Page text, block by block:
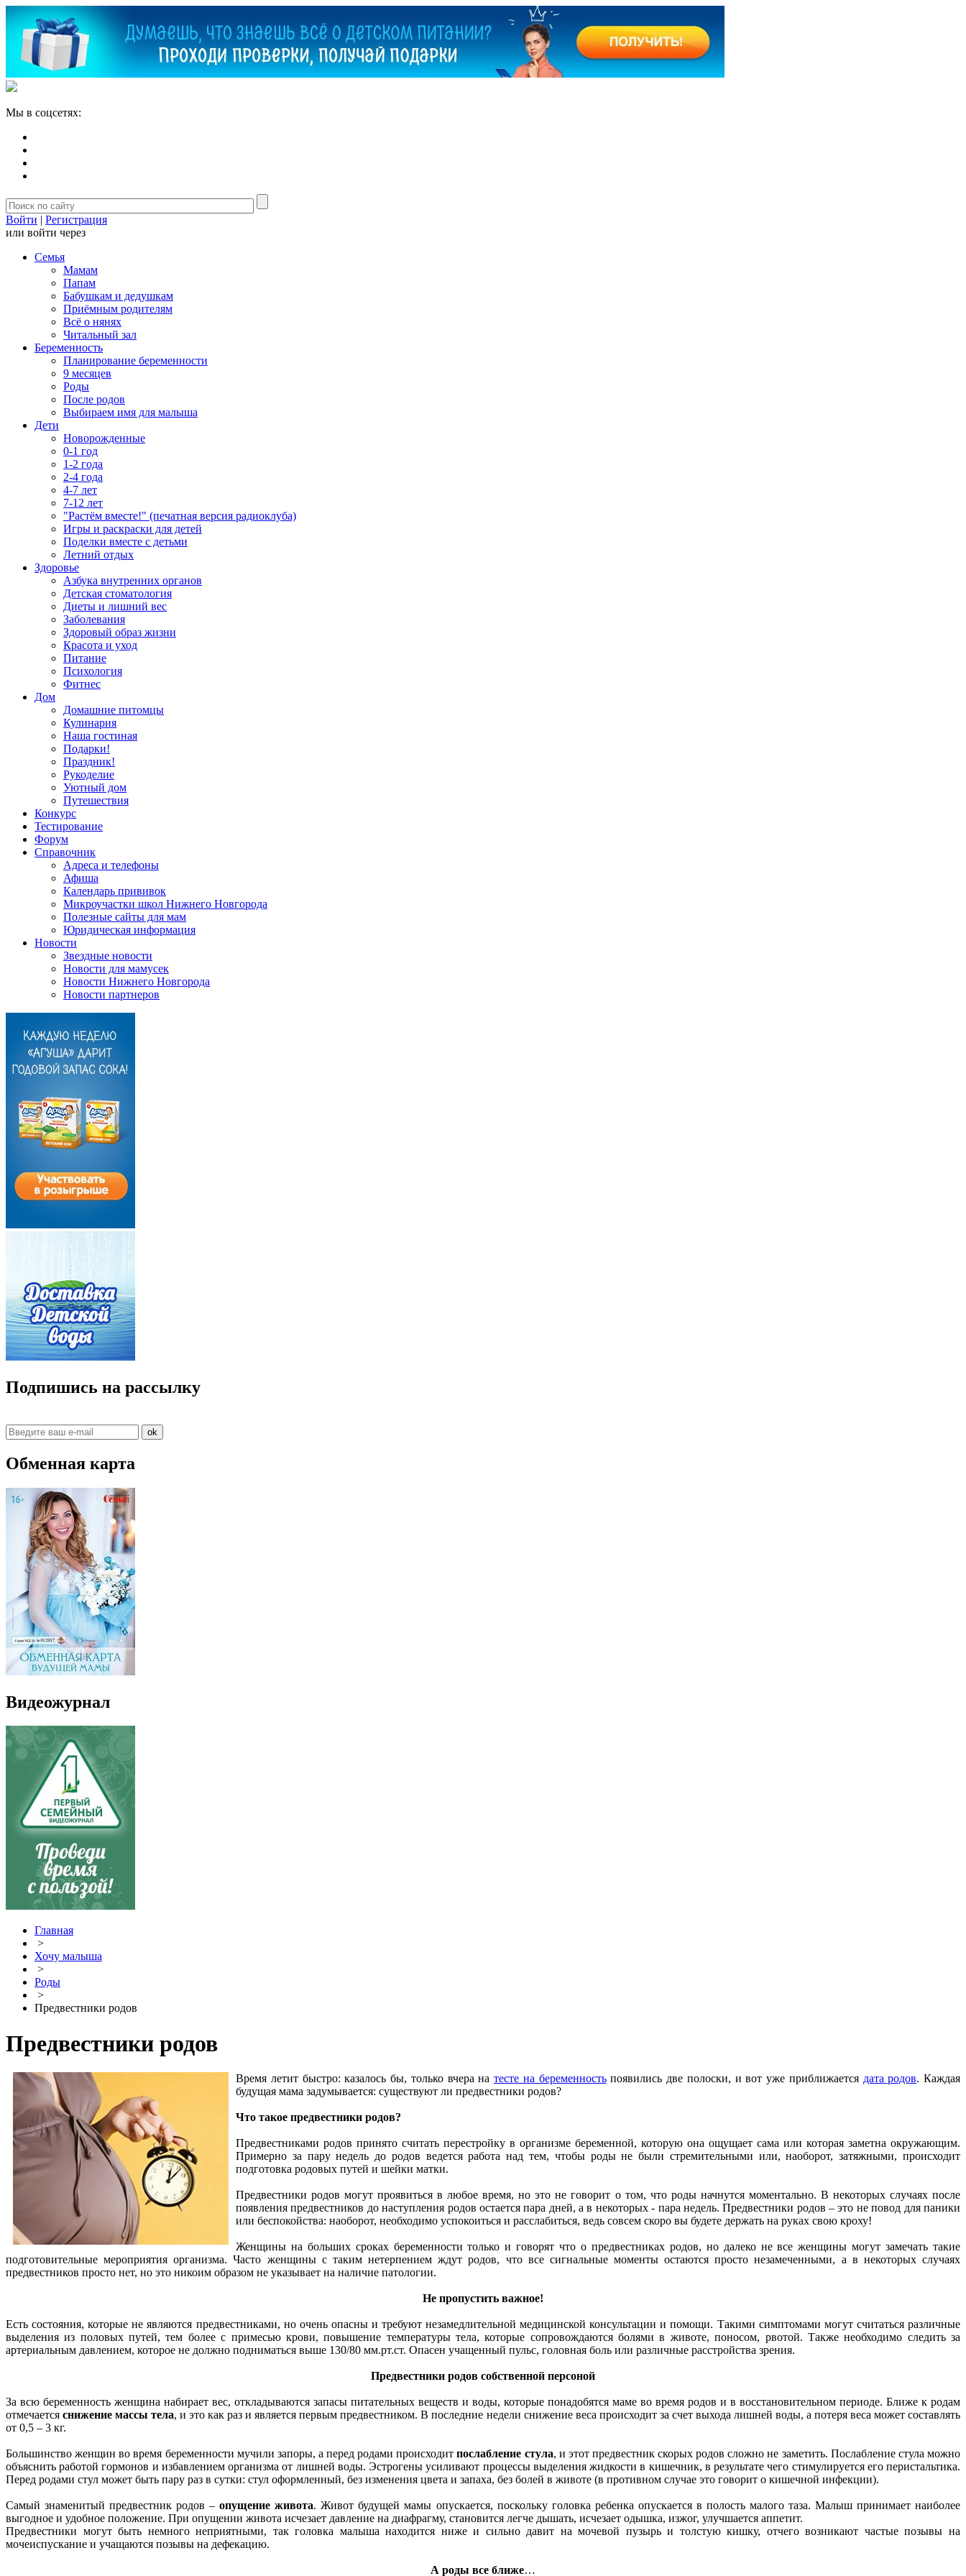
Мы в соцсетях:
Войти | Регистрация
или войти через
Семья
Мамам
Папам
Бабушкам и дедушкам
Приёмным родителям
Всё о нянях
Читальный зал
Беременность
Планирование беременности
9 месяцев
Роды
После родов
Выбираем имя для малыша
Дети
Новорожденные
0-1 год
1-2 года
2-4 года
4-7 лет
7-12 лет
"Растём вместе!" (печатная версия радиоклуба)
Игры и раскраски для детей
Поделки вместе с детьми
Летний отдых
Здоровье
Азбука внутренних органов
Детская стоматология
Диеты и лишний вес
Заболевания
Здоровый образ жизни
Красота и уход
Питание
Психология
Фитнес
Дом
Домашние питомцы
Кулинария
Наша гостиная
Подарки!
Праздник!
Рукоделие
Уютный дом
Путешествия
Конкурс
Тестирование
Форум
Справочник
Адреса и телефоны
Афиша
Календарь прививок
Микроучастки школ Нижнего Новгорода
Полезные сайты для мам
Юридическая информация
Новости
Звездные новости
Новости для мамусек
Новости Нижнего Новгорода
Новости партнеров
Подпишись на рассылку
ok
Обменная карта
Видеожурнал
Главная
>
Хочу малыша
>
Роды
>
Предвестники родов
Предвестники родов
Время летит быстро: казалось бы, только вчера на тесте на беременностьпоявились две полоски, и вот уже приближается дата родов. Каждая
будущая мама задумывается: существуют ли предвестники родов?
Что такое предвестники родов?
Предвестниками родов принято считать перестройку в организме беременной, которую она ощущает сама или которая заметна окружающим.
Примерно за пару недель до родов ведется работа над тем, чтобы роды не были стремительными или, наоборот, затяжными, происходит
подготовка родовых путей и шейки матки.
Предвестники родов могут проявиться в любое время, но это не говорит о том, что роды начнутся моментально. В некоторых случаях после
появления предвестников до наступления родов остается пара дней, а в некоторых - пара недель. Предвестники родов – это не повод для паники
или беспокойства: наоборот, необходимо успокоиться и расслабиться, ведь совсем скоро вы будете держать на руках свою кроху!
Женщины на больших сроках беременности только и говорят что о предвестниках родов, но далеко не все женщины могут замечать такие
подготовительные мероприятия организма. Часто женщины с таким нетерпением ждут родов, что все сигнальные моменты остаются просто незамеченными, а в некоторых случаях
предвестников просто нет, но это никоим образом не указывает на наличие патологии.
Не пропустить важное!
Есть состояния, которые не являются предвестниками, но очень опасны и требуют незамедлительной медицинской консультации и помощи. Такими симптомами могут считаться различные
выделения из половых путей, тем более с примесью крови, повышение температуры тела, которые сопровождаются болями в животе, поносом, рвотой. Также необходимо следить за
артериальным давлением, которое не должно подниматься выше 130/80 мм.рт.ст. Опасен учащенный пульс, головная боль или различные расстройства зрения.
Предвестники родов собственной персоной
За всю беременность женщина набирает вес, откладываются запасы питательных веществ и воды, которые понадобятся маме во время родов и в восстановительном периоде. Ближе к родам
отмечаетсяснижение массы тела, и это как раз и является первым предвестником. В последние недели снижение веса происходит за счет выхода лишней воды, а потеря веса может составлять
от 0,5 – 3 кг.
Большинство женщин во время беременности мучили запоры, а перед родами происходитпослабление стула, и этот предвестник скорых родов сложно не заметить. Послабление стула можно
объяснить работой гормонов и избавлением организма от лишней воды. Эстрогены усиливают процессы выделения жидкости в кишечник, в результате чего стимулируется его перистальтика.
Перед родами стул может быть пару раз в сутки: стул оформленный, без изменения цвета и запаха, без болей в животе (в противном случае это говорит о кишечной инфекции).
Самый знаменитый предвестник родов –опущение живота. Живот будущей мамы опускается, поскольку головка ребенка опускается в полость малого таза. Малыш принимает наиболее
выгодное и удобное положение. При опущении живота исчезает давление на диафрагму, становится легче дышать, исчезает одышка, изжог, улучшается аппетит.
Предвестники могут быть немного неприятными, так головка малыша находится ниже и сильно давит на мочевой пузырь и толстую кишку, отчего возникают частые позывы на
мочеиспускание и учащаются позывы на дефекацию.
А роды все ближе…